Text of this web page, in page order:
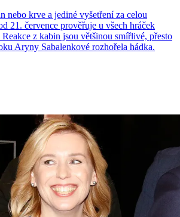
nebo krve a jediné vyšetření za celou
21. července prověřuje u všech hráček
z kabin jsou většinou smířlivé, přesto
Aryny Sabalenkové rozhořela hádka.